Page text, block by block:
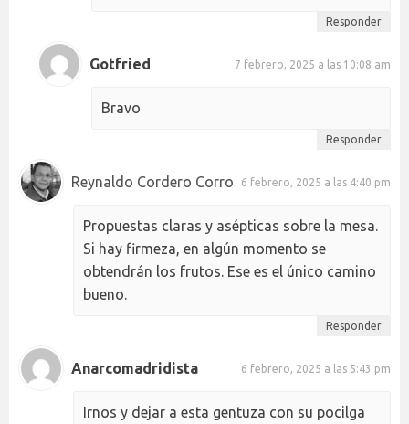
Responder
Gotfried 7 febrero, 2025 a las 10:08 am
Bravo
Responder
Reynaldo Cordero Corro 6 febrero, 2025 a las 4:40 pm
Propuestas claras y asépticas sobre la mesa.
Si hay firmeza, en algún momento se
obtendrán los frutos. Ese es el único camino
bueno.
Responder
Anarcomadridista 6 febrero, 2025 a las 5:43 pm
Irnos y dejar a esta gentuza con su pocilga